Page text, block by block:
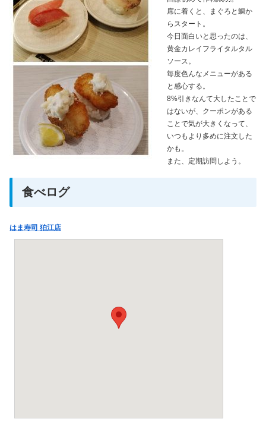
席に着くと、まぐろと鯛か
らスタート。
今日面白いと思ったのは、
黄金カレイフライタルタル
ソース。
毎度色んなメニューがある
と感心する。
8%引きなんて大したことで
はないが、クーポンがある
ことで気が大きくなって、
いつもより多めに注文した
かも。
また、定期訪問しよう。
食べログ
はま寿司 狛江店